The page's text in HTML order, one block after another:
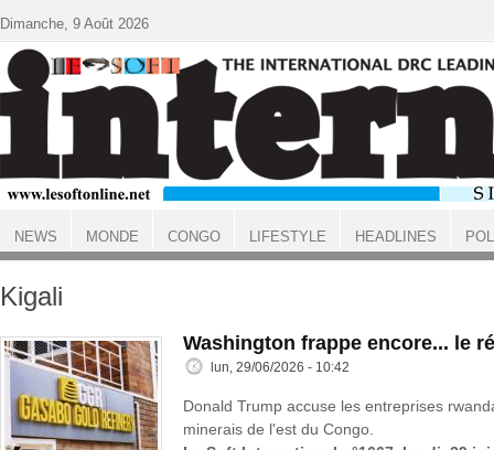
ACCUEIL
Kigali
Washington frappe encore... le
lun, 29/06/2026 - 10:42
Donald Trump accuse les entreprises
minerais de l'est du Congo.
Dimanche, 9 Août 2026
NEWS MONDE CONGO LIFESTYLE HEADLINES